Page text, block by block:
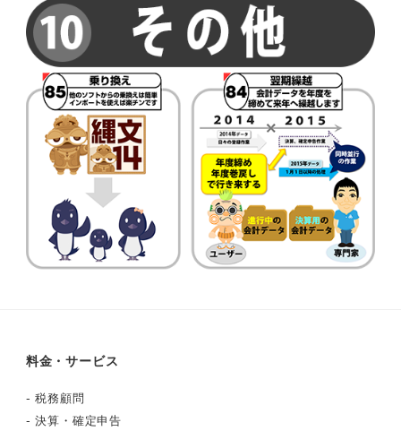
料金・サービス
-税務顧問
-決算・確定申告